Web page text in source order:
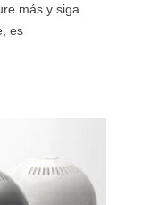
más y siga
es